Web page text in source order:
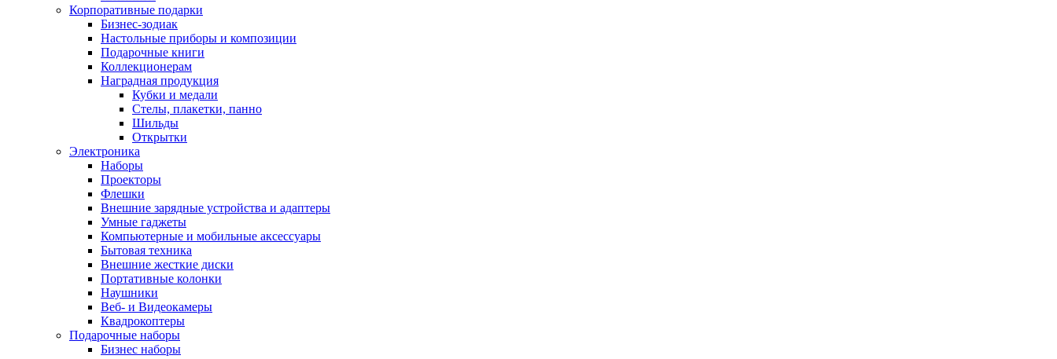
Корпоративные подарки
Бизнес-зодиак
Настольные приборы и композиции
Подарочные книги
Коллекционерам
Наградная продукция
Кубки и медали
Стелы, плакетки, панно
Шильды
Открытки
Электроника
Наборы
Проекторы
Флешки
Внешние зарядные устройства и адаптеры
Умные гаджеты
Компьютерные и мобильные аксессуары
Бытовая техника
Внешние жесткие диски
Портативные колонки
Наушники
Веб- и Видеокамеры
Квадрокоптеры
Подарочные наборы
Бизнес наборы